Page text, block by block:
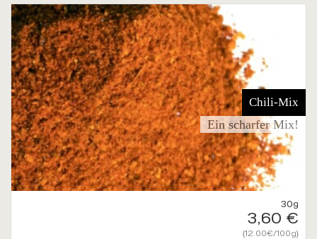
Chili-Mix
Ein scharfer Mix!
30g
3,60 €
{12.00€/100g}